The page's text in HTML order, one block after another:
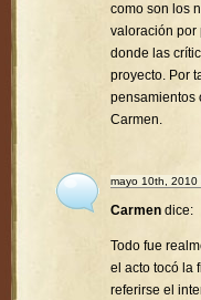
como son los
valoración por
donde las
proyecto. Por
pensamientos
Carmen.
mayo 10th, 2010
Carmen dice:
Todo fue
el acto tocó la
referirse el